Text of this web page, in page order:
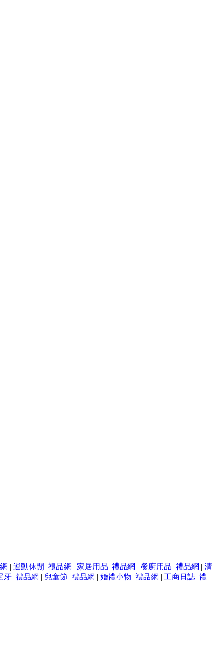
| 運動休閒_禮品網 | 家居用品_禮品網 | 餐廚用品_禮品網 | 清
牙_禮品網 | 兒童節_禮品網 | 婚禮小物_禮品網 | 工商日誌_禮